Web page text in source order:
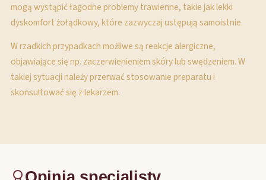
mogą wystąpić łagodne problemy trawienne, takie jak lekki
dyskomfort żołądkowy, które zazwyczaj ustępują samoistnie.
W rzadkich przypadkach możliwe są reakcje alergiczne,
objawiające się np. zaczerwienieniem skóry lub swędzeniem. W
takiej sytuacji należy przerwać stosowanie preparatu i
skonsultować się z lekarzem.